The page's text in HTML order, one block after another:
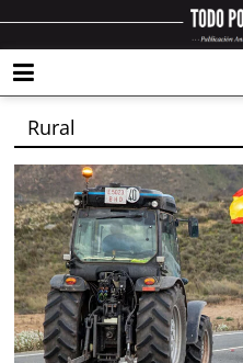
Rural